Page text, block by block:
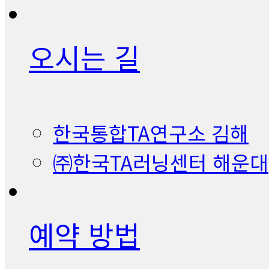
오시는 길
한국통합TA연구소 김해
㈜한국TA러닝센터 해운대
예약 방법